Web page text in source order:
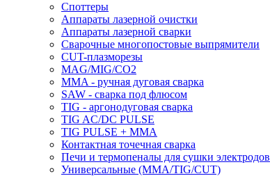
Споттеры
Аппараты лазерной очистки
Аппараты лазерной сварки
Сварочные многопостовые выпрямители
CUT-плазморезы
MAG/MIG/CO2
MMA - ручная дуговая сварка
SAW - сварка под флюсом
TIG - аргонодуговая сварка
TIG AC/DC PULSE
TIG PULSE + MMA
Контактная точечная сварка
Печи и термопеналы для сушки электродов
Универсальные (MMA/TIG/CUT)